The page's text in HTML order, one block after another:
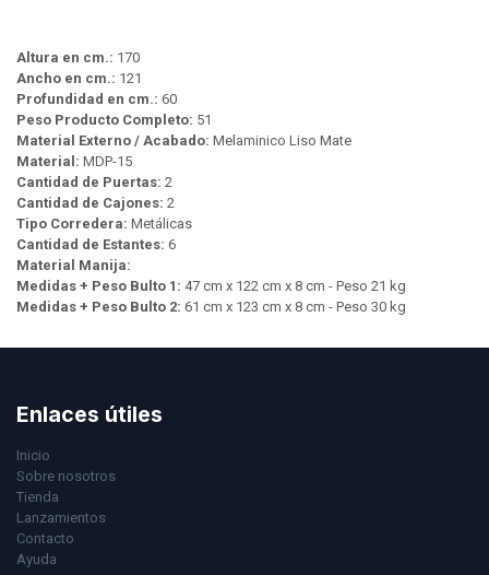
Altura en cm.: 170
Ancho en cm.: 121
Profundidad en cm.: 60
Peso Producto Completo: 51
Material Externo / Acabado: Melaminico Liso Mate
Material: MDP-15
Cantidad de Puertas: 2
Cantidad de Cajones: 2
Tipo Corredera: Metálicas
Cantidad de Estantes: 6
Material Manija:
Medidas + Peso Bulto 1: 47 cm x 122 cm x 8 cm - Peso 21 kg
Medidas + Peso Bulto 2: 61 cm x 123 cm x 8 cm - Peso 30 kg
Enlaces útiles
Inicio
Sobre nosotros
Tienda
Lanzamientos
Contacto
Ayuda